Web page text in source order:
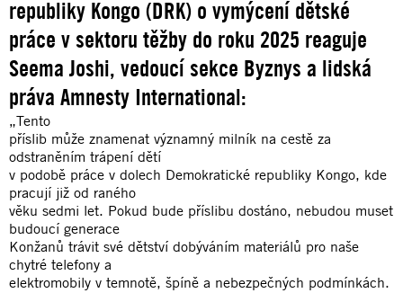
republiky Kongo (DRK) o vymýcení dětské
práce v sektoru těžby do roku 2025 reaguje
Seema Joshi, vedoucí sekce Byznys a lidská
práva Amnesty International:
„Tento
příslib může znamenat významný milník na cestě za
odstraněním trápení dětí
v podobě práce v dolech Demokratické republiky Kongo, kde
pracují již od raného
věku sedmi let. Pokud bude příslibu dostáno, nebudou muset
budoucí generace
Konžanů trávit své dětství dobýváním materiálů pro naše
chytré telefony a
elektromobily v temnotě, špíně a nebezpečných podmínkách.